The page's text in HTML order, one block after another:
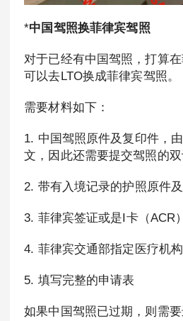
*中国驾照换菲律宾驾照
对于已经有中国驾照，打算
可以去LTO换成菲律宾驾照。
需要材料如下：
1. 中国驾照原件及复印件，
文，因此还需要提交驾照的
2. 带有入境记录的护照原件
3. 菲律宾签证或是I卡（ACR
4. 菲律宾交通部指定医疗机
5. 填写完整的申请表
如果中国驾照已过期，则需